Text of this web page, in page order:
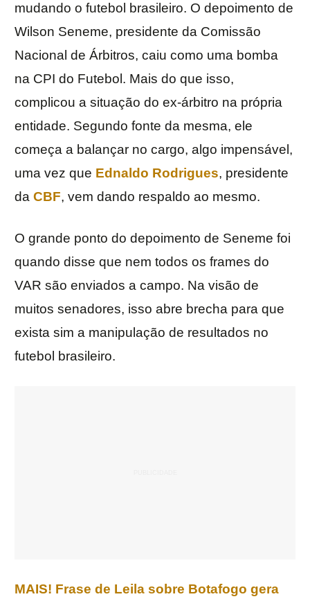
mudando o futebol brasileiro. O depoimento de
Wilson Seneme, presidente da Comissão
Nacional de Árbitros, caiu como uma bomba
na CPI do Futebol. Mais do que isso,
complicou a situação do ex-árbitro na própria
entidade. Segundo fonte da mesma, ele
começa a balançar no cargo, algo impensável,
uma vez que Ednaldo Rodrigues, presidente
da CBF, vem dando respaldo ao mesmo.
O grande ponto do depoimento de Seneme foi
quando disse que nem todos os frames do
VAR são enviados a campo. Na visão de
muitos senadores, isso abre brecha para que
exista sim a manipulação de resultados no
futebol brasileiro.
MAIS! Frase de Leila sobre Botafogo gera